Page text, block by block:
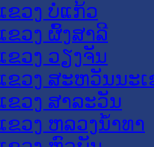
ຂວງ ບໍ່ແກ້ວ
ຂວງ ຜົ້ງສາລີ
ຂວງ ວຽງຈັນ
ຂວງ ສະຫວັນນະ
ຂວງ ສາລະວັນ
ຂວງ ຫລວງນໍ້າທາ